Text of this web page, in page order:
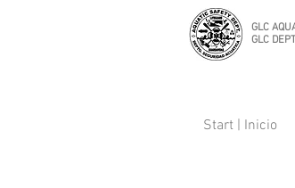
GLC
GLC
Start | Inicio